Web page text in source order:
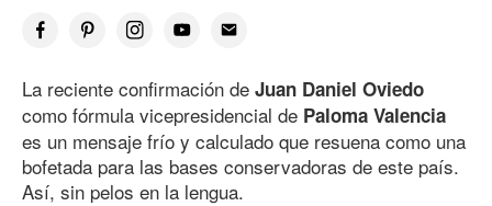
La reciente confirmación de Juan Daniel Oviedo
como fórmula vicepresidencial de Paloma Valencia
es un mensaje frío y calculado que resuena como una
bofetada para las bases conservadoras de este país.
Así, sin pelos en la lengua.